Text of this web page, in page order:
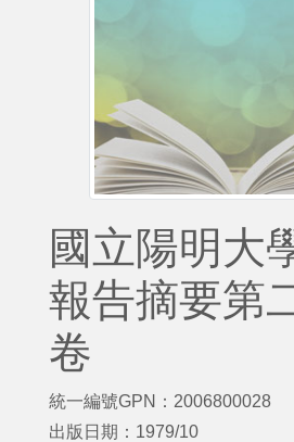
國立陽明大
報告摘要第
卷
統一編號GPN：2006800028
出版日期：1979/10